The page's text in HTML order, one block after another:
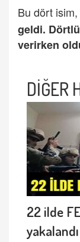
Bu dört isim,
geldi.
verirken
DİĞER
22 ilde
yakalandı